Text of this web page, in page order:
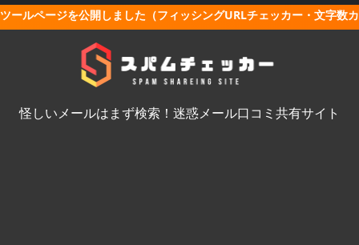
ールページを公開しました（フィッシングURLチェッカー・文字数カ
怪しいメールはまず検索！迷惑メール口コミ共有サイト